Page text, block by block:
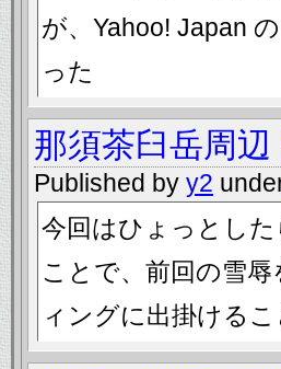
が、Yahoo! Japan
った
那須茶臼岳周
Published by y2
今回はひょっとし
ことで、前回の雪
ィングに出掛けるこ